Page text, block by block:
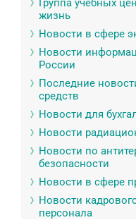
Группа учебных
жизнь
Новости в сфере
Новости
России
Последние
средств
Новости для
Новости
Новости по
безопасности
Новости в сфере
Новости
персонала